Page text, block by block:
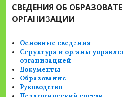
СВЕДЕНИЯ ОБ
ОРГАНИЗАЦИИ
Основные сведения
Структура и органы
организацией
Документы
Образование
Руководство